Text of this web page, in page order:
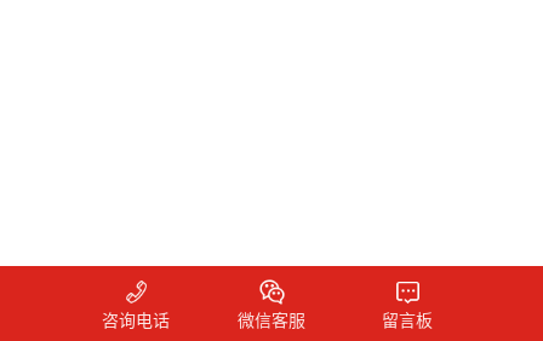
咨询电话 微信客服 留言板